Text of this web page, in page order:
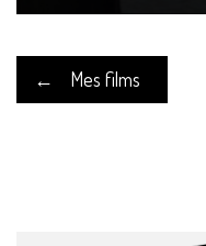
← Mes films